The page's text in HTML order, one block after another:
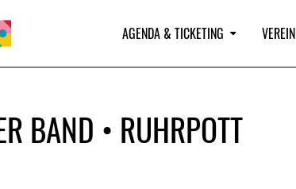
AGENDA & TICKETING VEREIN
BAND • RUHRPOTT